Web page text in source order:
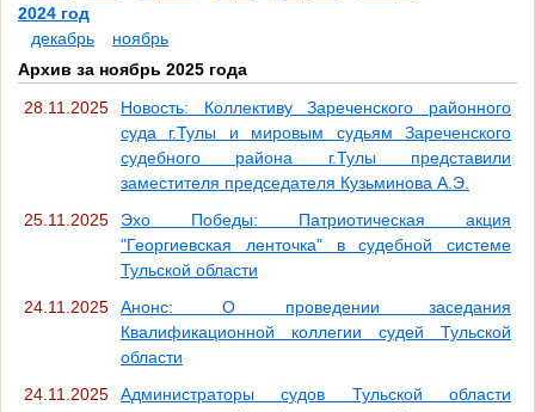
2024 год
декабрь
ноябрь
Архив за ноябрь 2025 года
28.11.2025
Новость: Коллективу Зареченского районного
суда г.Тулы и мировым судьям Зареченского
судебного района г.Тулы представили
заместителя председателя Кузьминова А.Э.
25.11.2025
Эхо Победы: Патриотическая акция
"Георгиевская ленточка" в судебной системе
Тульской области
24.11.2025
Анонс: О проведении заседания
Квалификационной коллегии судей Тульской
области
24.11.2025
Администраторы судов Тульской области